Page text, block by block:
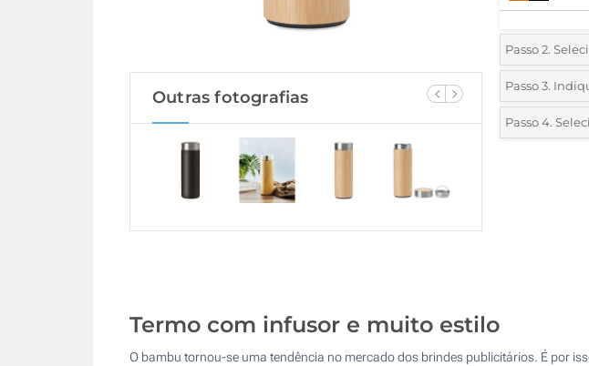
Outras fotografias
Passo 2.
*Selecione o
Gravação a
Passo 3.
*Quantidade
Passo 4.
Termo com infusor e muito estilo
O bambu tornou-se uma tendência no mercado dos brindes publicitários. É por